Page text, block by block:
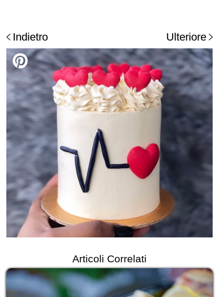
Indietro Ulteriore
Articoli Correlati